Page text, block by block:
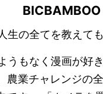
BICBAMBOO
生の全てを教えて
うもなく漫画が好
農業チャレンジの